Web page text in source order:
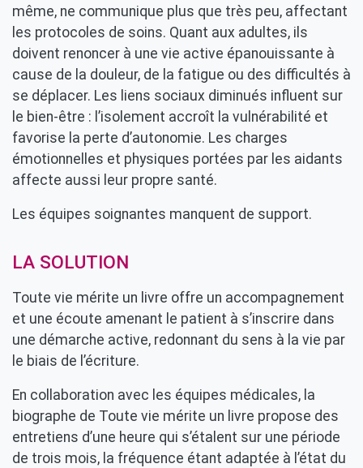
même, ne communique plus que très peu, affectant
les protocoles de soins. Quant aux adultes, ils
doivent renoncer à une vie active épanouissante à
cause de la douleur, de la fatigue ou des difficultés à
se déplacer. Les liens sociaux diminués influent sur
le bien-être : l’isolement accroît la vulnérabilité et
favorise la perte d’autonomie. Les charges
émotionnelles et physiques portées par les aidants
affecte aussi leur propre santé.
Les équipes soignantes manquent de support.
LA SOLUTION
Toute vie mérite un livre offre un accompagnement
et une écoute amenant le patient à s’inscrire dans
une démarche active, redonnant du sens à la vie par
le biais de l’écriture.
En collaboration avec les équipes médicales, la
biographe de Toute vie mérite un livre propose des
entretiens d’une heure qui s’étalent sur une période
de trois mois, la fréquence étant adaptée à l’état du